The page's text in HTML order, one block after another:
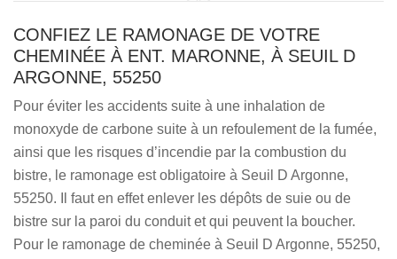
CONFIEZ LE RAMONAGE DE VOTRE
CHEMINÉE À ENT. MARONNE, À SEUIL D
ARGONNE, 55250
Pour éviter les accidents suite à une inhalation de
monoxyde de carbone suite à un refoulement de la fumée,
ainsi que les risques d’incendie par la combustion du
bistre, le ramonage est obligatoire à Seuil D Argonne,
55250. Il faut en effet enlever les dépôts de suie ou de
bistre sur la paroi du conduit et qui peuvent la boucher.
Pour le ramonage de cheminée à Seuil D Argonne, 55250,